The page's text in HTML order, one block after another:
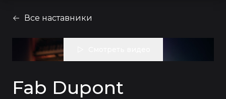
Все наставники
Fab Dupont